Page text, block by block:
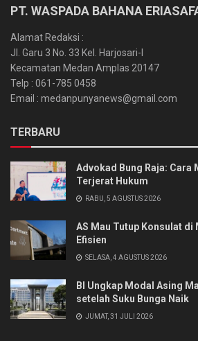
PT. WASPADA BAHANA
Alamat Redaksi :
Jl. Garu 3 No. 33 Kel. Harjosari-I
Kecamatan Medan Amplas 20147
Telp : 061-785 0458
Email : medanpunyanews@gmail.com
TERBARU
Advokad Bung Raja: Cara
Terjerat Hukum
RABU, 5 AGUSTUS 2026
AS Mau Tutup Konsulat di
Efisien
SELASA, 4 AGUSTUS 2026
BI Ungkap Modal Asing
setelah Suku Bunga Naik
JUMAT, 31 JULI 2026